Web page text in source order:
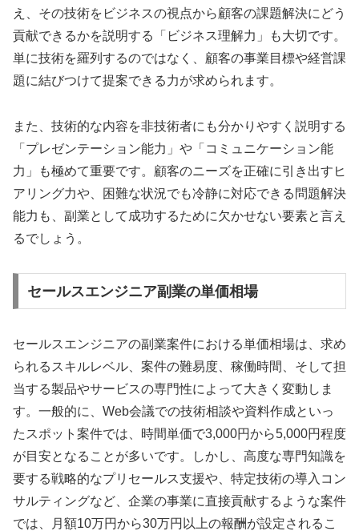
え、その技術をビジネスの視点から顧客の課題解決にどう
貢献できるかを説明する「ビジネス理解力」も大切です。
単に技術を羅列するのではなく、顧客の事業目標や経営課
題に結びつけて提案できる力が求められます。
また、技術的な内容を非技術者にも分かりやすく説明する
「プレゼンテーション能力」や「コミュニケーション能
力」も極めて重要です。顧客のニーズを正確に引き出すヒ
アリング力や、困難な状況でも冷静に対応できる問題解決
能力も、副業として成功するために欠かせない要素と言え
るでしょう。
セールスエンジニア副業の単価相場
セールスエンジニアの副業案件における単価相場は、求め
られるスキルレベル、案件の難易度、稼働時間、そして担
当する製品やサービスの専門性によって大きく変動しま
す。一般的に、Web会議での技術相談や資料作成といっ
たスポット案件では、時間単価で3,000円から5,000円程度
が目安となることが多いです。しかし、高度な専門知識を
要する戦略的なプリセールス支援や、特定技術の導入コン
サルティングなど、企業の事業に直接貢献するような案件
では、月額10万円から30万円以上の報酬が設定されるこ